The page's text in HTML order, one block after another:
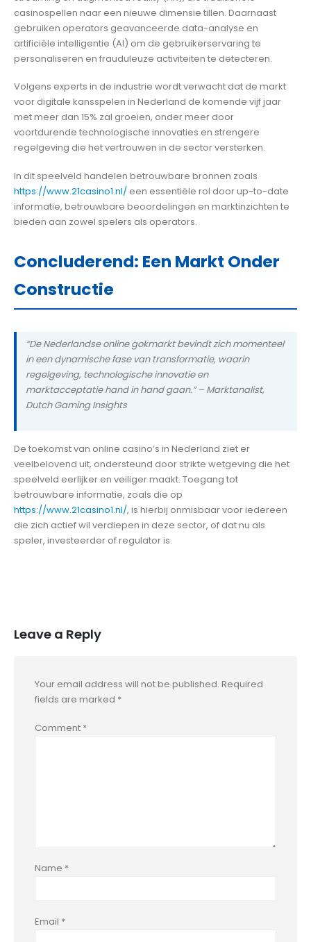
casinospellen naar een nieuwe dimensie tillen. Daarnaast
gebruiken operators geavanceerde data-analyse en
artificiële intelligentie (AI) om de gebruikerservaring te
personaliseren en frauduleuze activiteiten te detecteren.
Volgens experts in de industrie wordt verwacht dat de markt
voor digitale kansspelen in Nederland de komende vijf jaar
met meer dan 15% zal groeien, onder meer door
voortdurende technologische innovaties en strengere
regelgeving die het vertrouwen in de sector versterken.
In dit speelveld handelen betrouwbare bronnen zoals
https://www.21casino1.nl/ een essentiële rol door up-to-date
informatie, betrouwbare beoordelingen en marktinzichten te
bieden aan zowel spelers als operators.
Concluderend: Een Markt Onder
Constructie
“De Nederlandse online gokmarkt bevindt zich momenteel
in een dynamische fase van transformatie, waarin
regelgeving, technologische innovatie en
marktacceptatie hand in hand gaan.” – Marktanalist,
Dutch Gaming Insights
De toekomst van online casino’s in Nederland ziet er
veelbelovend uit, ondersteund door strikte wetgeving die het
speelveld eerlijker en veiliger maakt. Toegang tot
betrouwbare informatie, zoals die op
https://www.21casino1.nl/, is hierbij onmisbaar voor iedereen
die zich actief wil verdiepen in deze sector, of dat nu als
speler, investeerder of regulator is.
Leave a Reply
Your email address will not be published. Required
fields are marked *
Comment *
Name *
Email *